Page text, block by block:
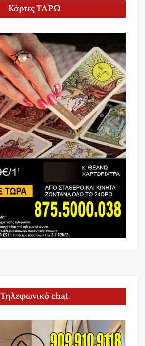
Κάρτες ΤΑΡΩ
Τηλεφωνικό chat